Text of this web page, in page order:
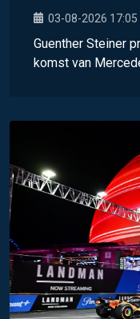
03-08-2026 17:05
Guenther Steiner
komst van